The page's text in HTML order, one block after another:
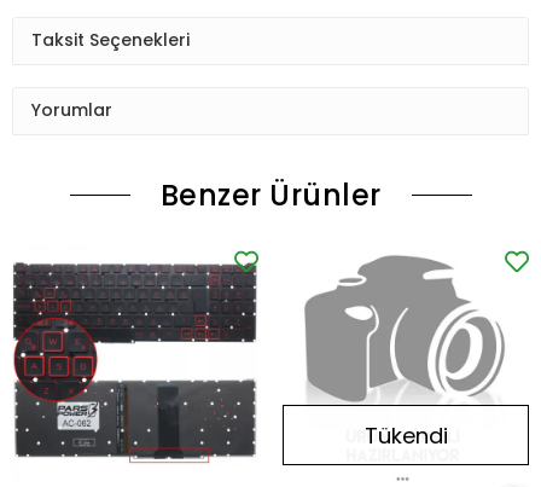
Taksit Seçenekleri
Yorumlar
Benzer Ürünler
Tükendi